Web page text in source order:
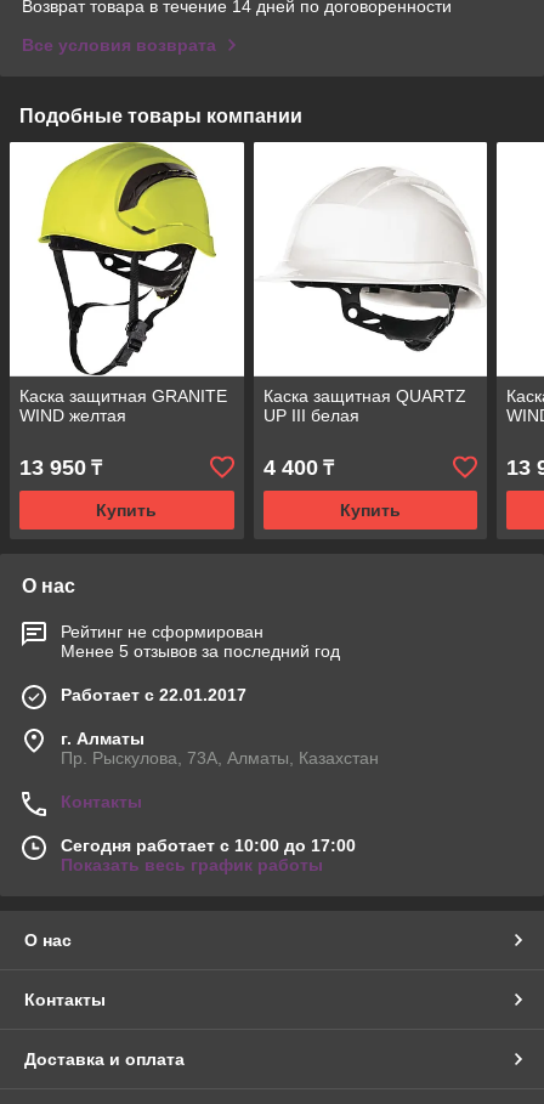
Возврат товара в течение 14 дней по договоренности
Все условия возврата
Подобные товары компании
Каска защитная GRANITE
WIND желтая
13 950 ₸
Купить
Каска защитная QUARTZ
UP III белая
4 400₸
Купить
13
О нас
Рейтинг не сформирован
Менее 5 отзывов за последний год
Работает с 22.01.2017
г. Алматы
Пр. Рыскулова, 73А, Алматы, Казахстан
Контакты
Сегодня работает с 10:00 до 17:00
Показать весь график работы
О нас
Контакты
Доставка и оплата